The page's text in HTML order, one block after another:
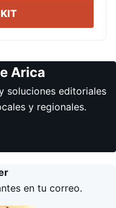
Arica
soluciones editoriales
y regionales.
en tu correo.